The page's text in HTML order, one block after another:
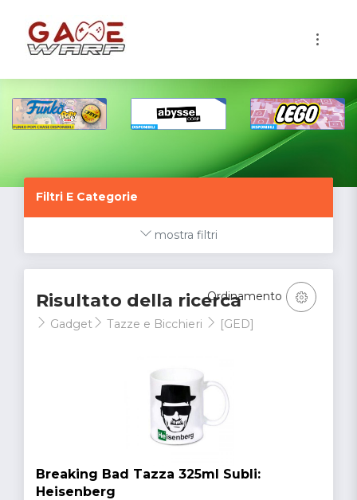
Filtri E Categorie
mostra filtri
Risultato della ricerca
Gadget Tazze e Bicchieri [GED]
Ordinamento
Breaking Bad Tazza 325ml Subli:
Heisenberg